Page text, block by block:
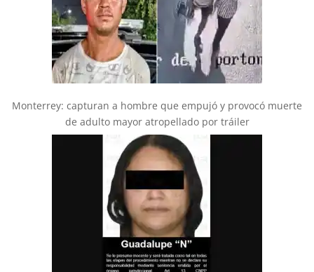
Monterrey: capturan a hombre que empujó y provocó muerte
de adulto mayor atropellado por tráiler